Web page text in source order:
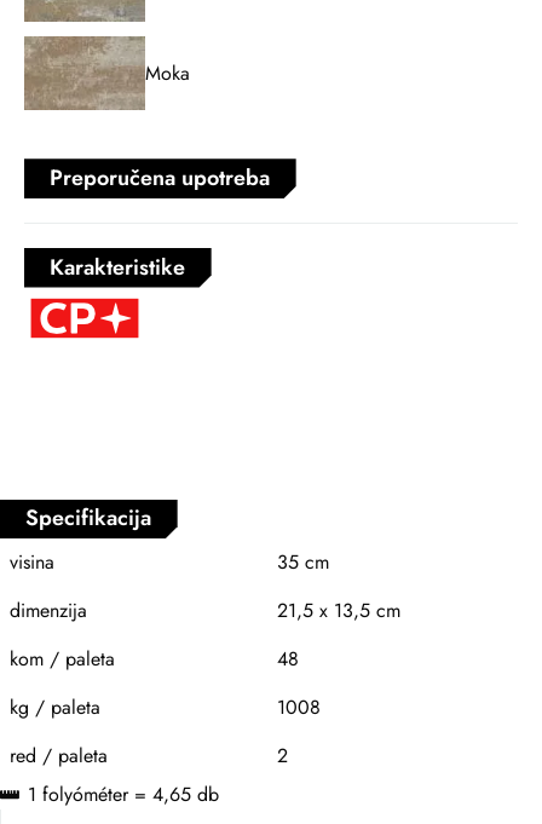
Moka
Preporučena upotreba
Karakteristike
Specifikacija
visina
35 cm
dimenzija
21,5 x 13,5 cm
kom / paleta
48
kg / paleta
1008
red / paleta
2
1 folyóméter = 4,65 db